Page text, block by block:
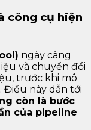
công cụ hiện
ngày càng
và chuyển đổi
trước khi mô
Điều này dẫn tới
còn là bước
của pipeline